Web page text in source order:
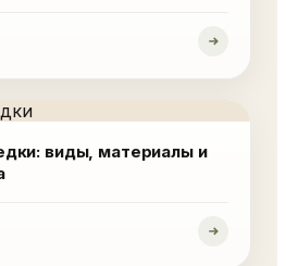
виды, материалы и